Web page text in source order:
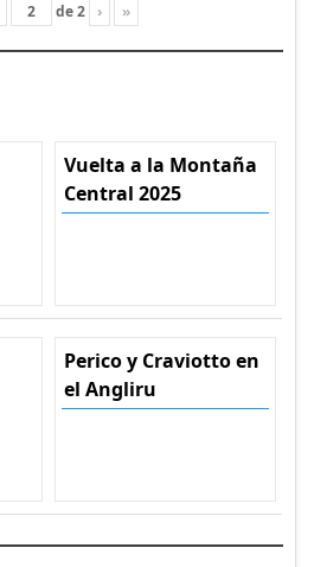
de2 › »
Vuelta a la Montaña
Central 2025
Perico y Craviotto en
el Angliru